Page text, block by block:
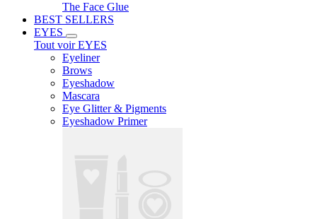
The Face Glue
BEST SELLERS
EYES
Tout voir EYES
Eyeliner
Brows
Eyeshadow
Mascara
Eye Glitter & Pigments
Eyeshadow Primer